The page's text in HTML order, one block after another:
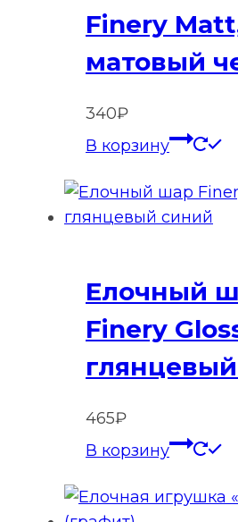
Finery
матовый
340₽
В корзину
Елочный
Finery
465₽
В корзину